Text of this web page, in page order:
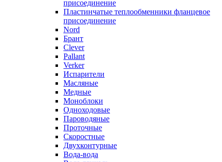
присоединение
Пластинчатые теплообменники фланцевое
присоединение
Nord
Брант
Clever
Pallant
Verker
Испарители
Масляные
Медные
Моноблоки
Одноходовые
Пароводяные
Проточные
Скоростные
Двухконтурные
Вода-вода